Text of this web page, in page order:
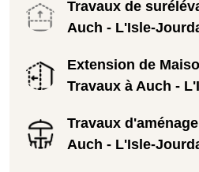
Travaux de
Auch - L'Isle-
Extension de
Travaux à Auch -
Travaux
Auch - L'Isle-